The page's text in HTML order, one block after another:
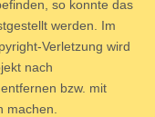
so konnte das
werden. Im
Verletzung wird
nach
bzw. mit
machen.